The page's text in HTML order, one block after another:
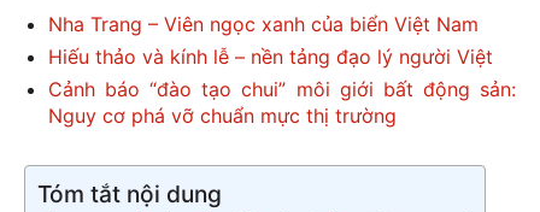
Nha Trang – Viên ngọc xanh của biển Việt Nam
Hiếu thảo và kính lễ – nền tảng đạo lý người Việt
Cảnh báo “đào tạo chui” môi giới bất động sản:
Nguy cơ phá vỡ chuẩn mực thị trường
Tóm tắt nội dung